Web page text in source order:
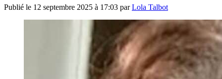
Publié le 12 septembre 2025 à 17:03 parLola Talbot